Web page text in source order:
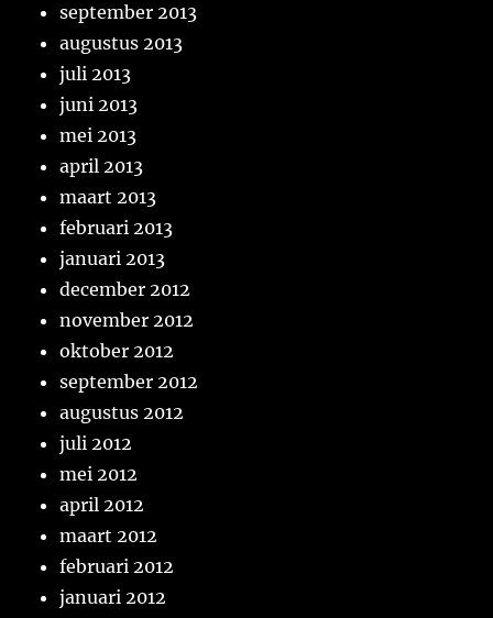
september 2013
augustus 2013
juli 2013
juni 2013
mei 2013
april 2013
maart 2013
februari 2013
januari 2013
december 2012
november 2012
oktober 2012
september 2012
augustus 2012
juli 2012
mei 2012
april 2012
maart 2012
februari 2012
januari 2012